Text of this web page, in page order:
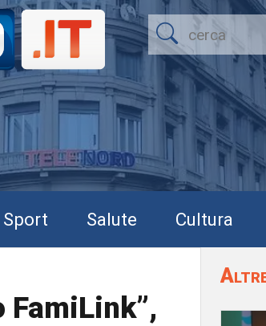
Sport Salute Cultura
FamiLink”,